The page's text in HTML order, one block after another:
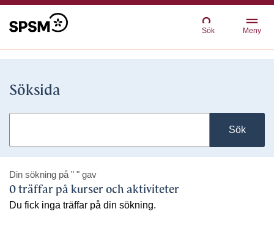
Sök Meny
Söksida
Sök
Din sökning på " " gav
0 träffar på kurser och aktiviteter
Du fick inga träffar på din sökning.